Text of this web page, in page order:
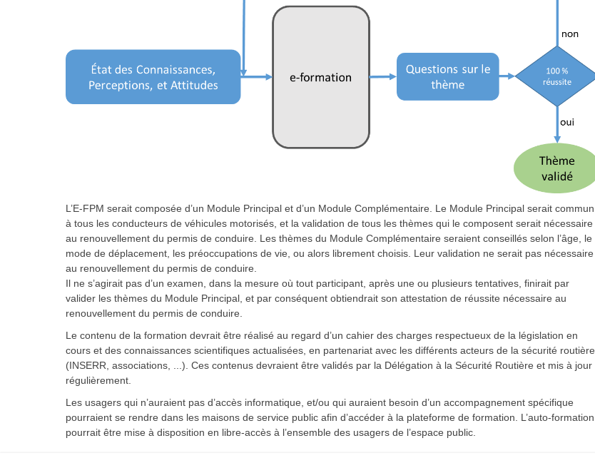
L’E-FPM serait composée d’un Module Principal et d’un Module Complémentaire. Le Module Principal serait commun
à tous les conducteurs de véhicules motorisés, et la validation de tous les thèmes qui le composent serait nécessaire
au renouvellement du permis de conduire. Les thèmes du Module Complémentaire seraient conseillés selon l’âge, le
mode de déplacement, les préoccupations de vie, ou alors librement choisis. Leur validation ne serait pas nécessaire
au renouvellement du permis de conduire.
Il ne s’agirait pas d’un examen, dans la mesure où tout participant, après une ou plusieurs tentatives, finirait par
valider les thèmes du Module Principal, et par conséquent obtiendrait son attestation de réussite nécessaire au
renouvellement du permis de conduire.
Le contenu de la formation devrait être réalisé au regard d’un cahier des charges respectueux de la législation en
cours et des connaissances scientifiques actualisées, en partenariat avec les différents acteurs de la sécurité routière
(INSERR, associations, ...). Ces contenus devraient être validés par la Délégation à la Sécurité Routière et mis à jour
régulièrement.
Les usagers qui n’auraient pas d’accès informatique, et/ou qui auraient besoin d’un accompagnement spécifique
pourraient se rendre dans les maisons de service public afin d’accéder à la plateforme de formation. L’auto-formation
pourrait être mise à disposition en libre-accès à l’ensemble des usagers de l’espace public.